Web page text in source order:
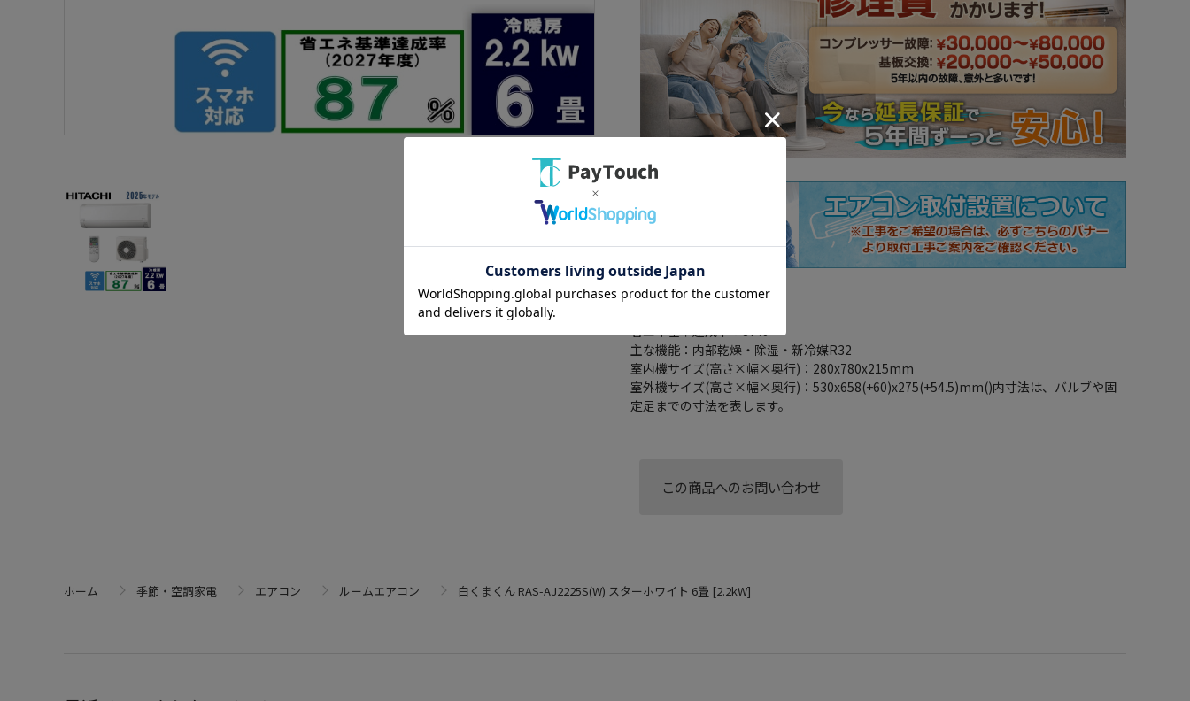
畳数目安：おもに6畳用
主な機能：内部乾燥・除湿・新冷媒R32
室内機サイズ(高さ×幅×奥行)：280x780x215mm
室外機サイズ(高さ×幅×奥行)：530x658(+60)x275(+54.5)mm()内寸法は、バルブや固
定足までの寸法を表します。
この商品へのお問い合わせ
ホーム 季節・空調家電 エアコン ルームエアコン 白くまくん RAS-AJ2225S(W) スターホワイト 6畳 [2.2kW]